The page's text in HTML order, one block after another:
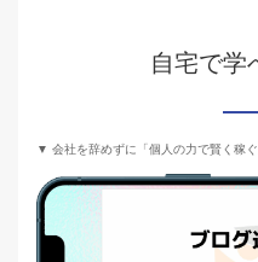
自宅で学
▼ 会社を辞めずに「個人の力で賢く稼